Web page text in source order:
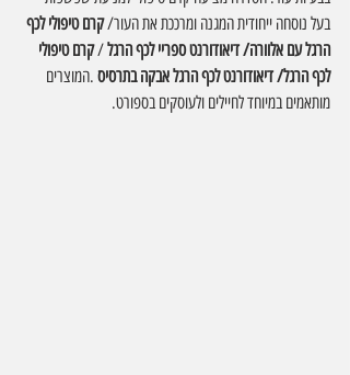
בעל נוסחה ייחודית המגנה ומרככת את העור/ קרם טיפולי לכף
הרגל עם אלוורה/ דיאודורנט ספריי לכף הרגל / קרם טיפולי
לכף הרגל/ דיאודורנט לכף הרגל אבקה בתרסיס .המוצרים
מותאמים במיוחד לחיילים ולעוסקים בספורט.